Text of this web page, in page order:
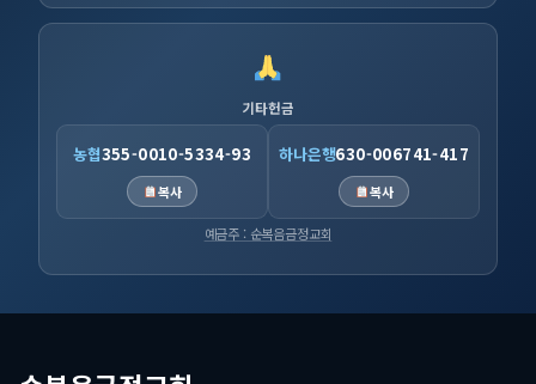
기타헌금
농협355-0010-5334-93
복사
하나은행630-006741-417
복사
예금주 : 순복음금정교회